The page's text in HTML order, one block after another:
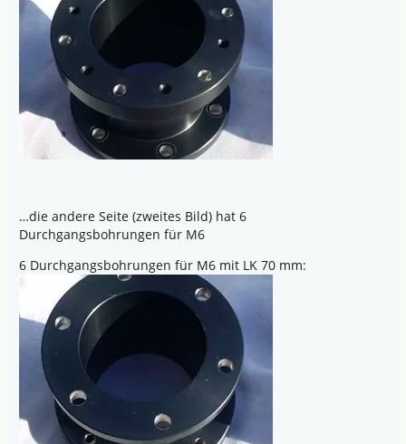
…die andere Seite (zweites Bild) hat 6
Durchgangsbohrungen für M6
6 Durchgangsbohrungen für M6 mit LK 70 mm: